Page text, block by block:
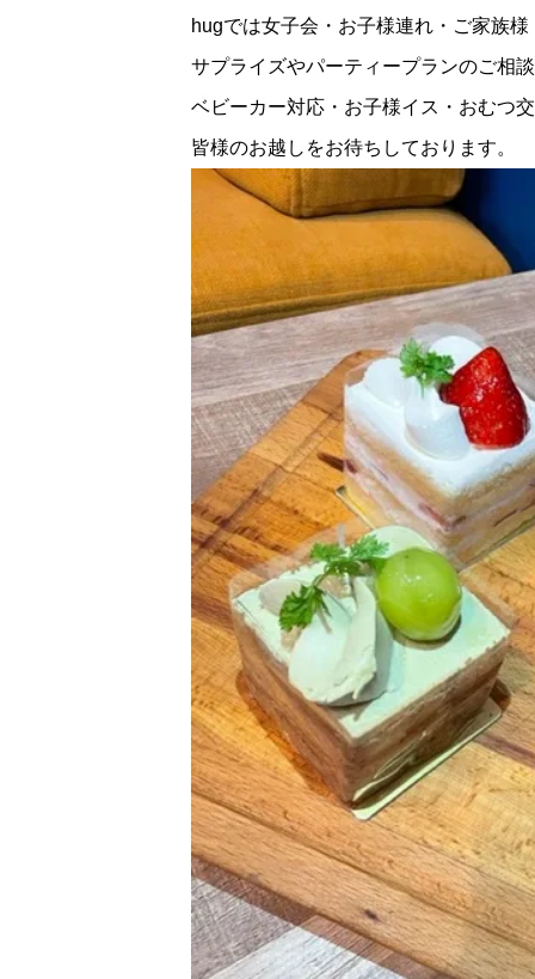
hugでは女子会・お子様連れ・ご家族
サプライズやパーティープランのご相
ベビーカー対応・お子様イス・おむつ
皆様のお越しをお待ちしております。